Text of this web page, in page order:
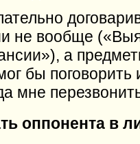
не вообще
а
бы поговорить
мне
оппонента в